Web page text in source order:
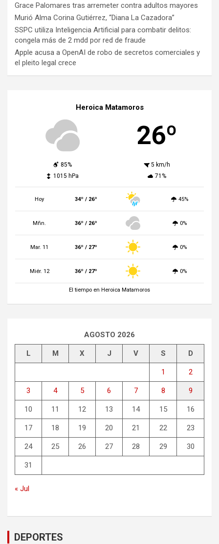
Grace Palomares tras arremeter contra adultos mayores
Murió Alma Corina Gutiérrez, “Diana La Cazadora”
SSPC utiliza Inteligencia Artificial para combatir delitos:
congela más de 2 mdd por red de fraude
Apple acusa a OpenAI de robo de secretos comerciales y
el pleito legal crece
Heroica Matamoros
26º
85%
5 km/h
1015 hPa
71%
Hoy 34º / 26º 45%
Mñn. 36º / 26º 0%
Mar. 11 36º / 27º 0%
Miér. 12 36º / 27º 0%
El tiempo en Heroica Matamoros
AGOSTO 2026
L M X J V S D
1 2
3 4 5 6 7 8 9
10 11 12 13 14 15 16
17 18 19 20 21 22 23
24 25 26 27 28 29 30
31
« Jul
DEPORTES